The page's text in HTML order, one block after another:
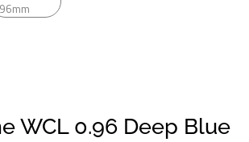
WCL 0.96 Deep Blue